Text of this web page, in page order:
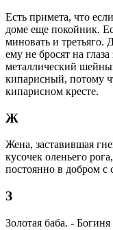
Есть примета, что
доме еще покойник.
миновать и третьяго.
ему не бросят на
металлический
кипарисный, потому
кипарисном кресте.
Ж
Жена, заставившая
кусочек оленьего
постоянно в добром с
З
Золотая баба. -